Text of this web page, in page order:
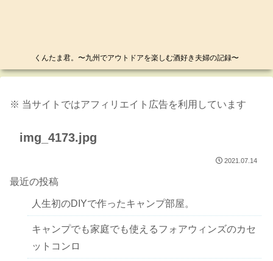
くんたま君。〜九州でアウトドアを楽しむ酒好き夫婦の記録〜
※ 当サイトではアフィリエイト広告を利用しています
img_4173.jpg
2021.07.14
最近の投稿
人生初のDIYで作ったキャンプ部屋。
キャンプでも家庭でも使えるフォアウィンズのカセ
ットコンロ